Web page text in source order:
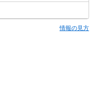
情報の見方